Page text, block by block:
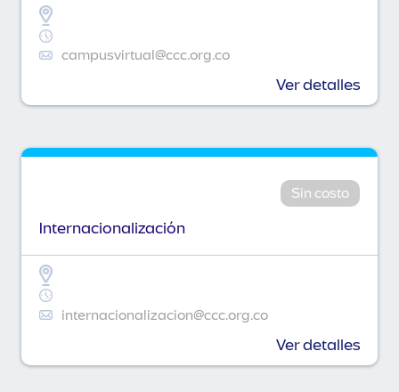
campusvirtual@ccc.org.co
Ver detalles
Sin costo
Internacionalización
internacionalizacion@ccc.org.co
Ver detalles